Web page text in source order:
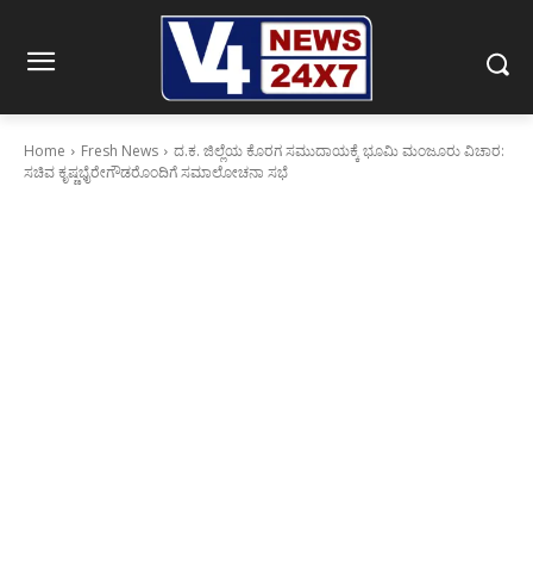
Home Fresh News
ದ.ಕ. ಜಿಲ್ಲೆಯ ಕೊರಗ ಸಮುದಾಯಕ್ಕೆ ಭೂಮಿ ಮಂಜೂರು ವಿಚಾರ:
ಸಚಿವ ಕೃಷ್ಣಭೈರೇಗೌಡರೊಂದಿಗೆ ಸಮಾಲೋಚನಾ ಸಭೆ